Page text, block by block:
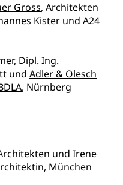
Gross, Architekten
Kister und A24
, Dipl. Ing.
und Adler & Olesch
, Nürnberg
und Irene
München